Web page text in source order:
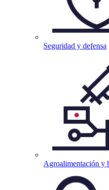
Seguridad y defensa
Agroalimentación y